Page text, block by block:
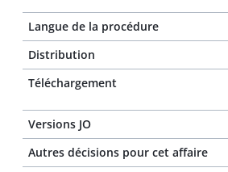
Langue de la procédure
Distribution
Téléchargement
Versions JO
Autres décisions pour cet affaire